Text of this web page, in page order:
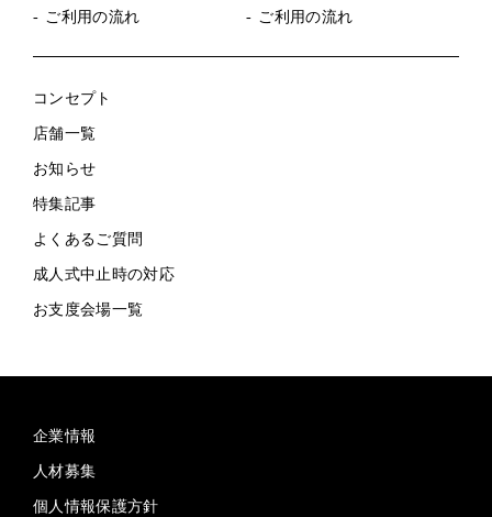
ご利用の流れ
ご利用の流れ
コンセプト
店舗一覧
お知らせ
特集記事
よくあるご質問
成人式中止時の対応
お支度会場一覧
企業情報
人材募集
個人情報保護方針